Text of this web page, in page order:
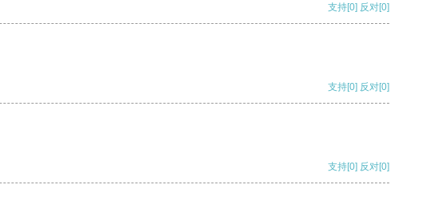
支持[0] 反对[0]
支持[0] 反对[0]
支持[0] 反对[0]